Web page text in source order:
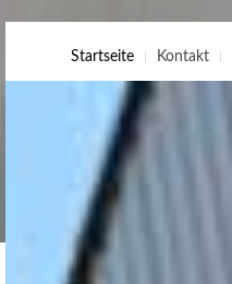
Startseite Kontakt